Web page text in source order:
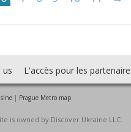
us L'accès pour les
| Prague Metro map
is owned by Discover Ukraine LLC.